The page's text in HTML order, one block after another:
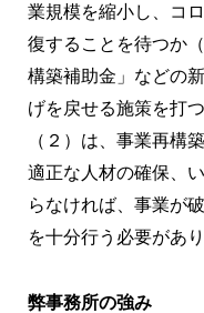
業規模を縮小し、コ
復することを待つか
構築補助金」などの
げを戻せる施策を打
（２）は、事業再構
適正な人材の確保、
らなければ、事業が
を十分行う必要があり
弊事務所の強み